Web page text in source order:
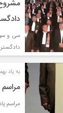
سی و
دادگستری
به یاد
مراسم